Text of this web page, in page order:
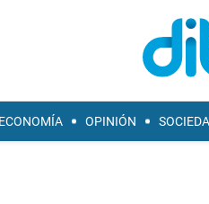
ECONOMÍA OPINIÓN